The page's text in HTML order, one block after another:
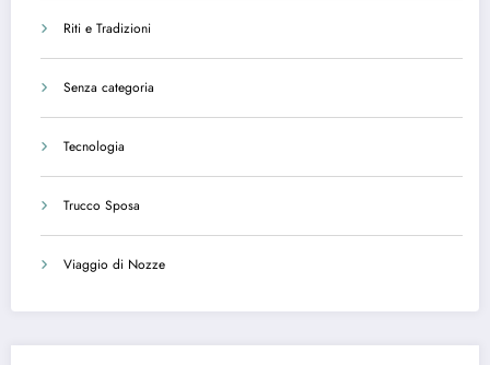
Riti e Tradizioni
Senza categoria
Tecnologia
Trucco Sposa
Viaggio di Nozze